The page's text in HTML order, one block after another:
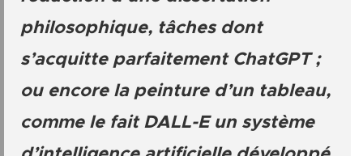
philosophique, tâches dont
s’acquitte parfaitement ChatGPT ;
ou encore la peinture d’un tableau,
comme le fait DALL-E un système